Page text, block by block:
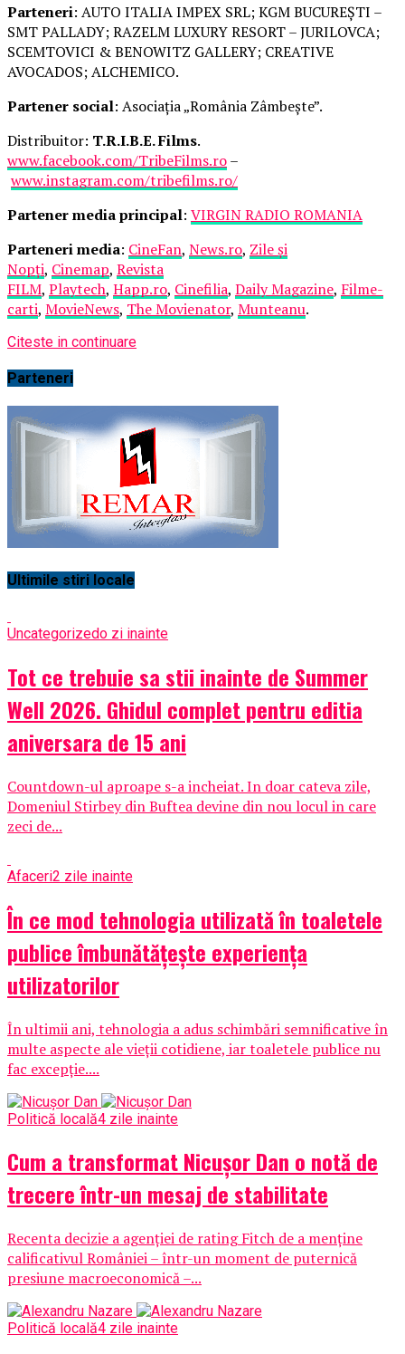
Parteneri: AUTO ITALIA IMPEX SRL; KGM BUCUREȘTI –
SMT PALLADY; RAZELM LUXURY RESORT – JURILOVCA;
SCEMTOVICI & BENOWITZ GALLERY; CREATIVE
AVOCADOS; ALCHEMICO.
Partener social: Asociația „România Zâmbește”.
Distribuitor: T.R.I.B.E. Films.
www.facebook.com/TribeFilms.ro–
www.instagram.com/tribefilms.ro/
Partener media principal: VIRGIN RADIO ROMANIA
Parteneri media: CineFan, News.ro, Zile și
Nopți, Cinemap, Revista
FILM, Playtech, Happ.ro, Cinefilia, Daily Magazine, Filme-
carti, MovieNews, The Movienator, Munteanu.
Citeste in continuare
Parteneri
Ultimile stiri locale
Uncategorizedo zi inainte
Tot ce trebuie sa stii inainte de Summer
Well 2026. Ghidul complet pentru editia
aniversara de 15 ani
Countdown-ul aproape s-a incheiat. In doar cateva zile,
Domeniul Stirbey din Buftea devine din nou locul in care
zeci de...
Afaceri2 zile inainte
În ce mod tehnologia utilizată în toaletele
publice îmbunătățește experiența
utilizatorilor
În ultimii ani, tehnologia a adus schimbări semnificative în
multe aspecte ale vieții cotidiene, iar toaletele publice nu
fac excepție....
Politică locală4 zile inainte
Cum a transformat Nicușor Dan o notă de
trecere într-un mesaj de stabilitate
Recenta decizie a agenției de rating Fitch de a menține
calificativul României – într-un moment de puternică
presiune macroeconomică –...
Politică locală4 zile inainte